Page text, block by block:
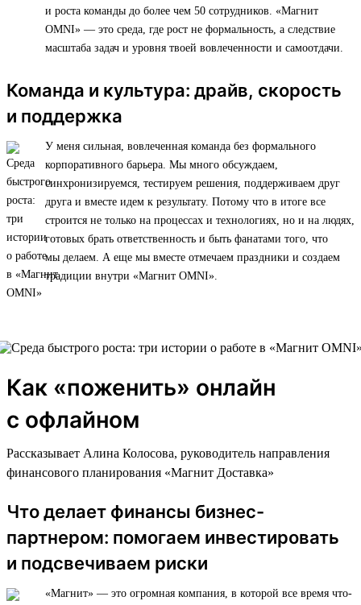
и роста команды до более чем 50 сотрудников. «Магнит
OMNI» — это среда, где рост не формальность, а следствие
масштаба задач и уровня твоей вовлеченности и самоотдачи.
Команда и культура: драйв, скорость
и поддержка
У меня сильная, вовлеченная команда без формального
корпоративного барьера. Мы много обсуждаем,
синхронизируемся, тестируем решения, поддерживаем друг
друга и вместе идем к результату. Потому что в итоге все
строится не только на процессах и технологиях, но и на людях,
готовых брать ответственность и быть фанатами того, что
мы делаем. А еще мы вместе отмечаем праздники и создаем
традиции внутри «Магнит OMNI».
Как «поженить» онлайн
с офлайном
Рассказывает Алина Колосова, руководитель направления
финансового планирования «Магнит Доставка»
Что делает финансы бизнес-
партнером: помогаем инвестировать
и подсвечиваем риски
«Магнит» — это огромная компания, в которой все время что-